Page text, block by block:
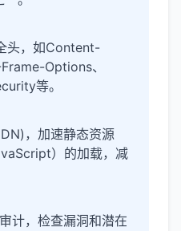
头，如Content-
Options、
等。
，加速静态资源
）的加载，减
计，检查漏洞和潜在